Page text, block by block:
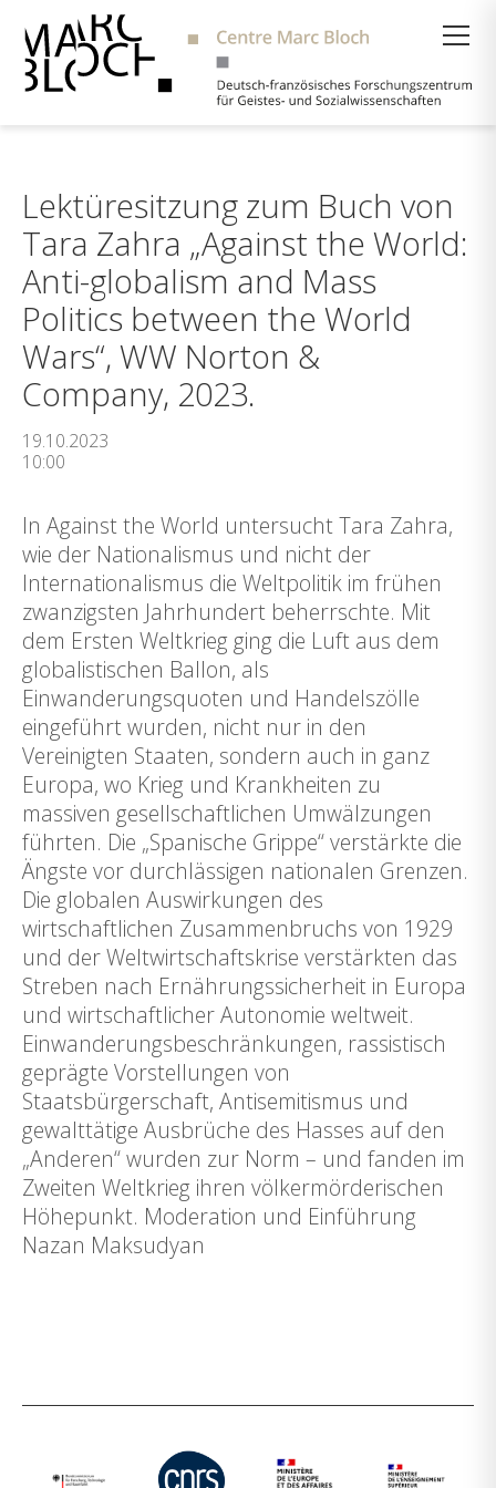
Lektüresitzung zum Buch von
Tara Zahra „Against the World:
Anti-globalism and Mass
Politics between the World
Wars“, WW Norton &
Company, 2023.
19.10.2023
10:00
In Against the World untersucht Tara Zahra,
wie der Nationalismus und nicht der
Internationalismus die Weltpolitik im frühen
zwanzigsten Jahrhundert beherrschte. Mit
dem Ersten Weltkrieg ging die Luft aus dem
globalistischen Ballon, als
Einwanderungsquoten und Handelszölle
eingeführt wurden, nicht nur in den
Vereinigten Staaten, sondern auch in ganz
Europa, wo Krieg und Krankheiten zu
massiven gesellschaftlichen Umwälzungen
führten. Die „Spanische Grippe“ verstärkte die
Ängste vor durchlässigen nationalen Grenzen.
Die globalen Auswirkungen des
wirtschaftlichen Zusammenbruchs von 1929
und der Weltwirtschaftskrise verstärkten das
Streben nach Ernährungssicherheit in Europa
und wirtschaftlicher Autonomie weltweit.
Einwanderungsbeschränkungen, rassistisch
geprägte Vorstellungen von
Staatsbürgerschaft, Antisemitismus und
gewalttätige Ausbrüche des Hasses auf den
„Anderen“ wurden zur Norm – und fanden im
Zweiten Weltkrieg ihren völkermörderischen
Höhepunkt. Moderation und Einführung
Nazan Maksudyan